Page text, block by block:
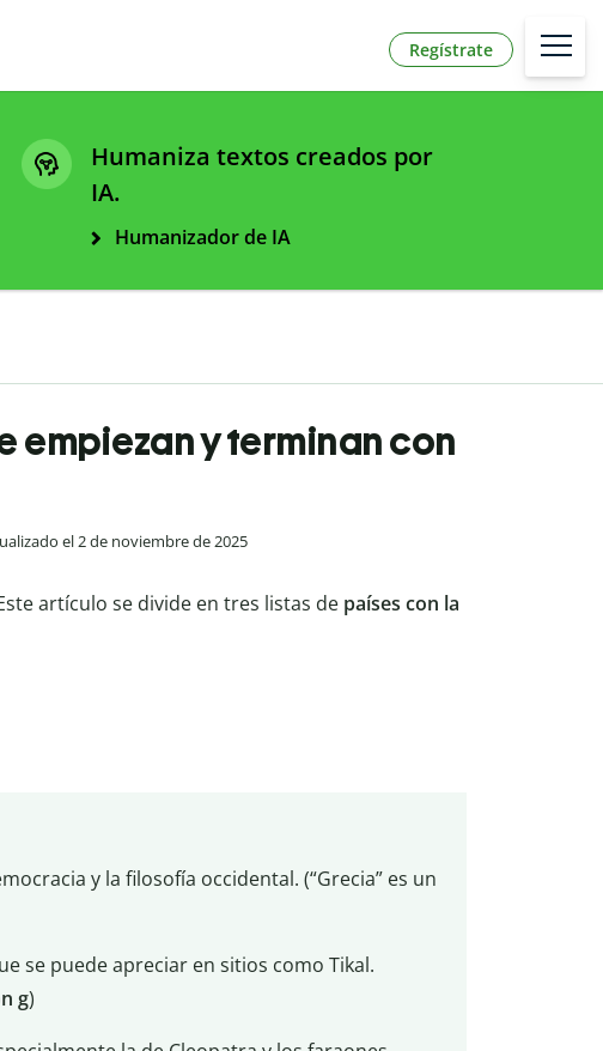
Regístrate
Humaniza textos creados por
IA.
Humanizador de IA
empiezan y terminan con
el 2 de noviembre de 2025
artículo se divide en tres listas de países con la
y la filosofía occidental. (“Grecia” es un
se puede apreciar en sitios como Tikal.
g)